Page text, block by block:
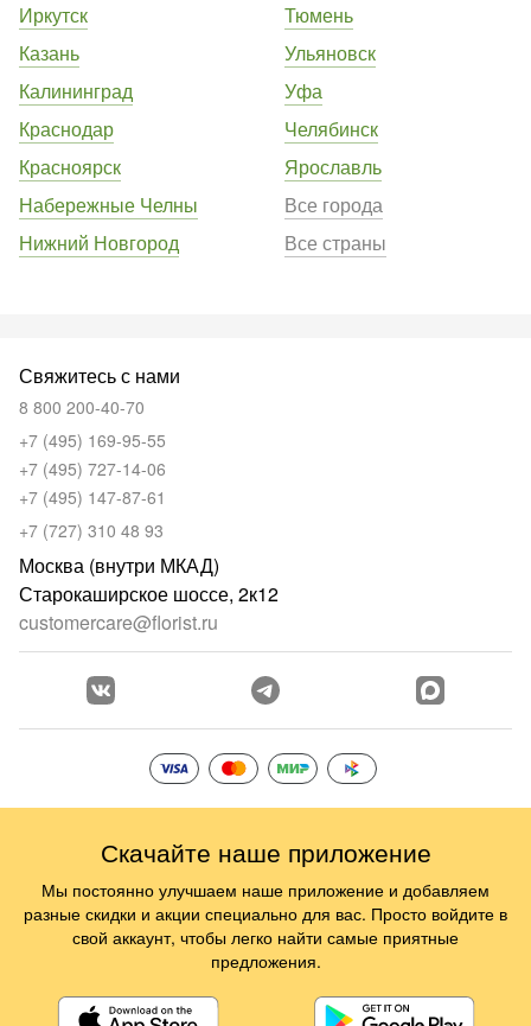
Иркутск
Казань
Калининград
Краснодар
Красноярск
Набережные Челны
Нижний Новгород
Тюмень
Ульяновск
Уфа
Челябинск
Ярославль
Все города
Все страны
Свяжитесь с нами
8 800 200-40-70
+7 (495) 169-95-55
+7 (495) 727-14-06
+7 (495) 147-87-61
+7 (727) 310 48 93
Москва (внутри МКАД)
Старокаширское шоссе, 2к12
customercare@florist.ru
Скачайте наше приложение
Мы постоянно улучшаем наше приложение и добавляем
разные скидки и акции специально для вас. Просто войдите в
свой аккаунт, чтобы легко найти самые приятные
предложения.